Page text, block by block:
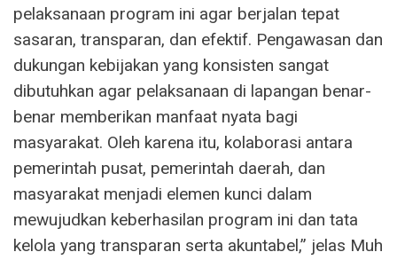
pelaksanaan program ini agar berjalan tepat
sasaran, transparan, dan efektif. Pengawasan dan
dukungan kebijakan yang konsisten sangat
dibutuhkan agar pelaksanaan di lapangan benar-
benar memberikan manfaat nyata bagi
masyarakat. Oleh karena itu, kolaborasi antara
pemerintah pusat, pemerintah daerah, dan
masyarakat menjadi elemen kunci dalam
mewujudkan keberhasilan program ini dan tata
kelola yang transparan serta akuntabel,” jelas Muh